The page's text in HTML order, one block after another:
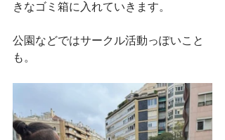
きなゴミ箱に入れていきます。
公園などではサークル活動っぽいこと
も。